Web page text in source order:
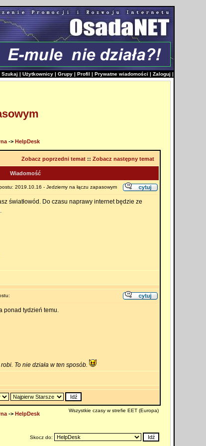
Szukaj | Użytkownicy | Grupy | Profil | Prywatne wiadomości | Zaloguj |
-> HelpDesk
Zobacz poprzedni temat:: Zobacz następny temat
Wiadomość
2019.10.16 - Jedziemy na łączu zapasowym
światłowód. Do czasu naprawy internet będzie ze
ponad tydzień temu.
To nie działa w ten sposób.
-> HelpDesk
Wszystkie czasy w strefie EET (Europa)
Skocz do: